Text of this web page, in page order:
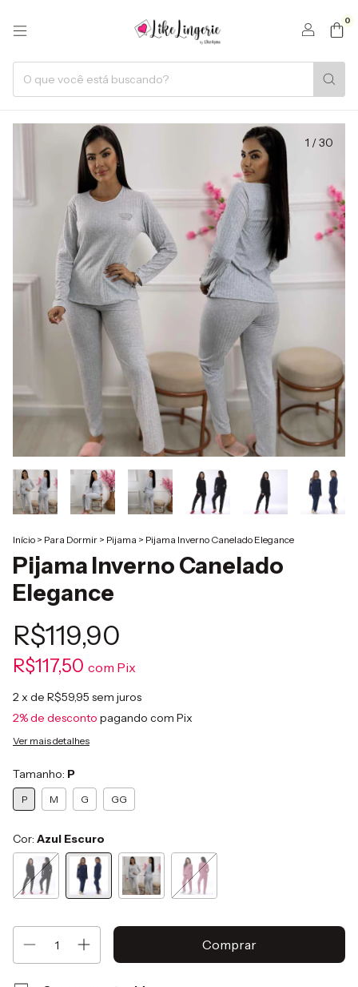
0
1 /30
Início > Para Dormir > Pijama > Pijama Inverno Canelado Elegance
Pijama Inverno Canelado
Elegance
R$119,90
R$117,50 com Pix
2x de R$59,95 sem juros
2% de desconto pagando com Pix
Ver mais detalhes
Tamanho: P
P M G GG
Cor: Azul Escuro